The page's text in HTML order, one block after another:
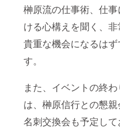
榊原流の仕事術、仕事
ける心構えを聞く、非
貴重な機会になるはず
す。
また、イベントの終
は、榊原信行との懇親
名刺交換会も予定して